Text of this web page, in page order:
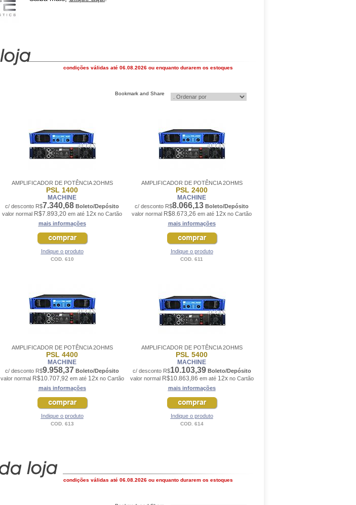
condições válidas até 06.08.2026 ou enquanto durarem os estoques
AMPLIFICADOR DE POTÊNCIA 2OHMS
PSL 1400
MACHINE
c/ desconto R$7.340,68 Boleto/Depósito
valor normal R$7.893,20 em até 12x no Cartão
mais informações
Indique o produto
COD. 610
AMPLIFICADOR DE POTÊNCIA 2OHMS
PSL 2400
MACHINE
c/ desconto R$8.066,13 Boleto/Depósito
valor normal R$8.673,26 em até 12x no Cartão
mais informações
Indique o produto
COD. 611
AMPLIFICADOR DE POTÊNCIA 2OHMS
PSL 4400
MACHINE
c/ desconto R$9.958,37 Boleto/Depósito
valor normal R$10.707,92 em até 12xno Cartão
mais informações
Indique o produto
COD. 613
AMPLIFICADOR DE POTÊNCIA 2OHMS
PSL 5400
MACHINE
c/ desconto R$10.103,39 Boleto/Depósito
valor normal R$10.863,86 em até 12xno Cartão
mais informações
Indique o produto
COD. 614
condições válidas até 06.08.2026 ou enquanto durarem os estoques